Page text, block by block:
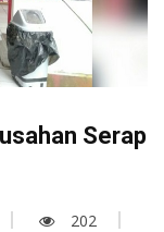
Serap
202